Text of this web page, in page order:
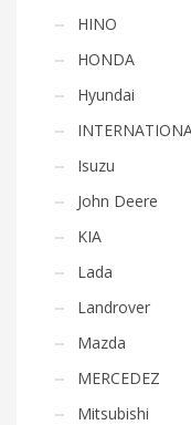
HINO
HONDA
Hyundai
Isuzu
John Deere
KIA
Lada
Landrover
Mazda
MERCEDEZ
Mitsubishi